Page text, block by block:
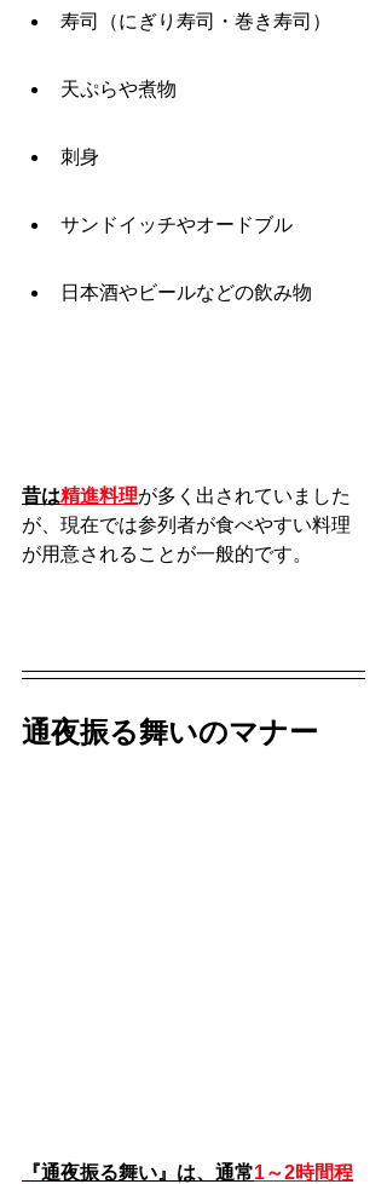
寿司（にぎり寿司・巻き寿司）
天ぷらや煮物
刺身
サンドイッチやオードブル
日本酒やビールなどの飲み物
昔は精進料理が多く出されていました
が、現在では参列者が食べやすい料理
が用意されることが一般的です。
通夜振る舞いのマナー
『通夜振る舞い』は、通常1～2時間程